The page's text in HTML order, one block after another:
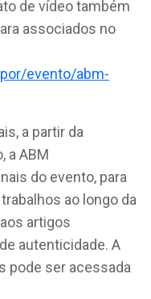
de vídeo também
associados no
evento/abm-
a partir da
a ABM
do evento, para
ao longo da
artigos
autenticidade. A
pode ser acessada